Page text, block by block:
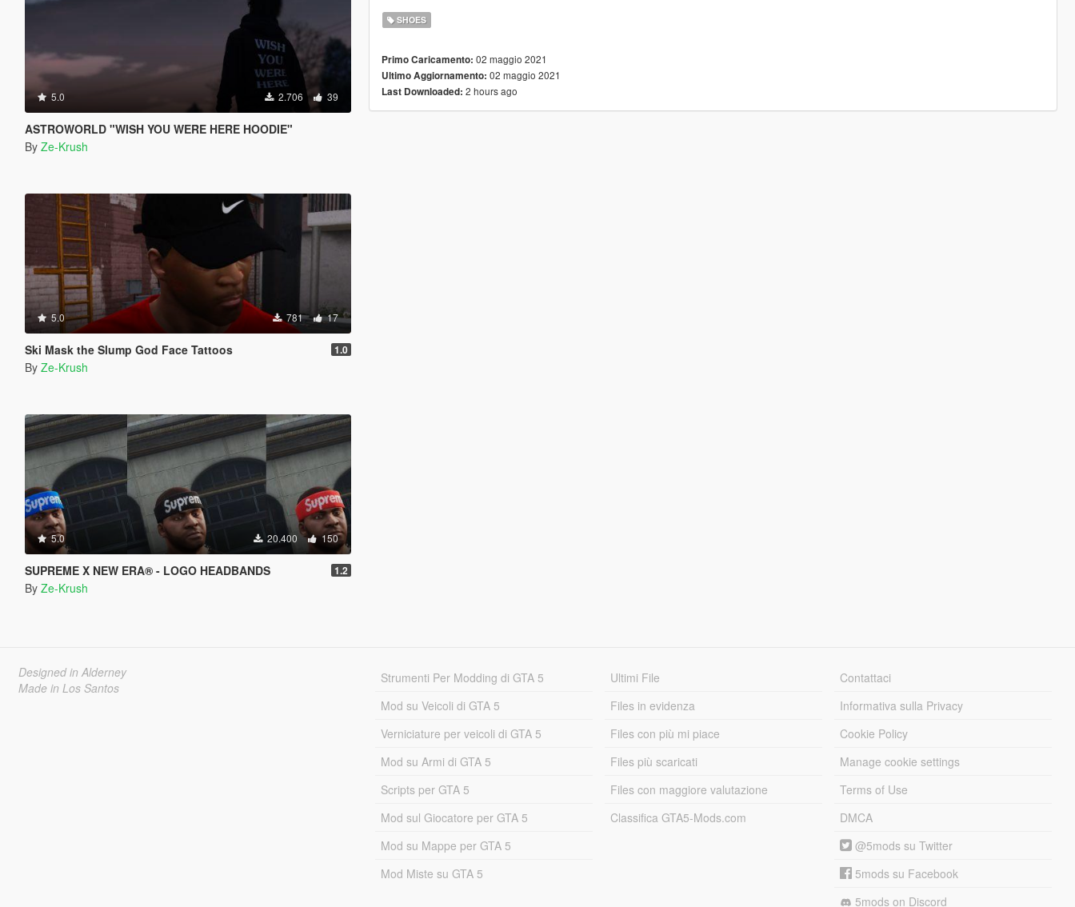
5.0 2.706 39
ASTROWORLD "WISH YOU WERE HERE HOODIE"
By Ze-Krush
5.0 781 17
Ski Mask the Slump God Face Tattoos 1.0
By Ze-Krush
5.0 20.400 150
SUPREME X NEW ERA® - LOGO HEADBANDS 1.2
By Ze-Krush
SHOES
Primo Caricamento: 02 maggio 2021
Ultimo Aggiornamento: 02 maggio 2021
Last Downloaded: 2 hours ago
Designed in Alderney
Made in Los Santos
Strumenti Per Modding di GTA 5
Mod su Veicoli di GTA 5
Verniciature per veicoli di GTA 5
Mod su Armi di GTA 5
Scripts per GTA 5
Mod sul Giocatore per GTA 5
Mod su Mappe per GTA 5
Mod Miste su GTA 5
Ultimi File
Files in evidenza
Files con più mi piace
Files più scaricati
Files con maggiore valutazione
Classifica GTA5-Mods.com
Contattaci
Informativa sulla Privacy
Cookie Policy
Manage cookie settings
Terms of Use
DMCA
@5mods su Twitter
5mods su Facebook
5mods on Discord